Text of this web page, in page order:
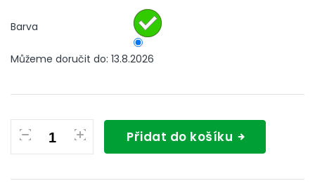
Barva
Můžeme doručit do: 13.8.2026
Přidat do košíku